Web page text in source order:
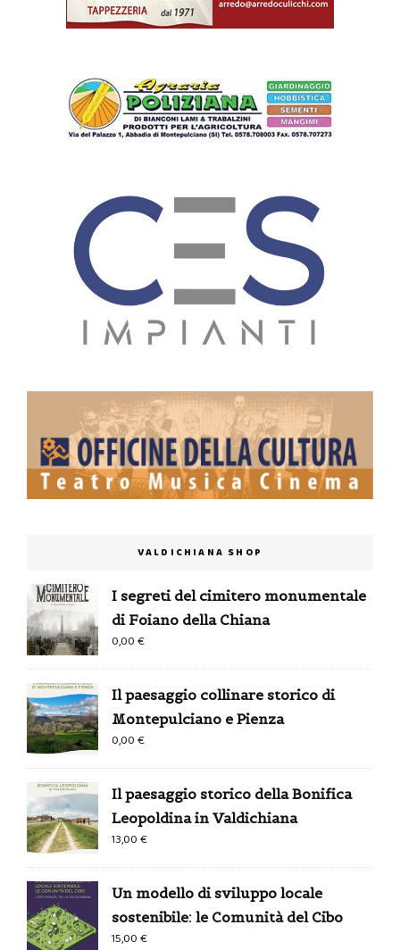
VALDICHIANA SHOP
I segreti del cimitero monumentale
di Foiano della Chiana
0,00€
Il paesaggio collinare storico di
Montepulciano e Pienza
0,00€
Il paesaggio storico della Bonifica
Leopoldina in Valdichiana
13,00€
Un modello di sviluppo locale
sostenibile: le Comunità del Cibo
15,00€